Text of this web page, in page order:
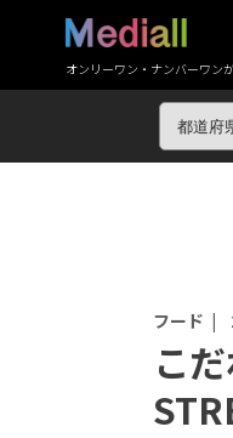
オンリーワン・ナンバーワン
フード |
こ